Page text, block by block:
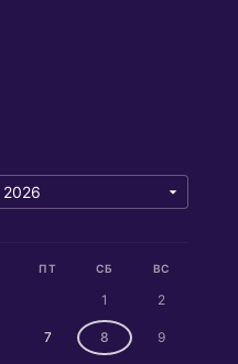
ПТ СБ ВС
1 2
7 8 9